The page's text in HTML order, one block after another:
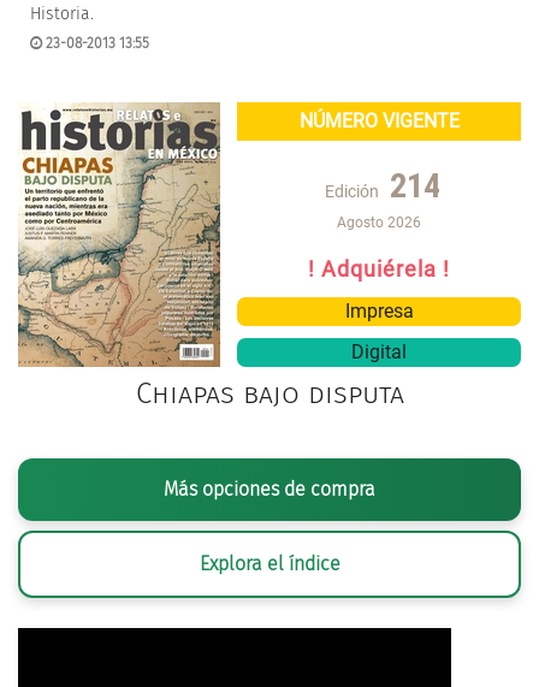
Historia.
23-08-2013 13:55
NÚMERO VIGENTE
Edición 214
Agosto 2026
! Adquiérela !
Impresa
Digital
Chiapas bajo disputa
Más opciones de compra
Explora el índice